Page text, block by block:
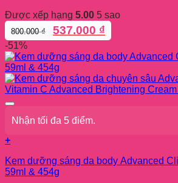
Được xếp hạng 5.00 5 sao
800.000₫
Giá
gốc
là:
800.000 ₫.
537.000 ₫
hiện
tại
là:
537.000 ₫.
-51%
Nhận tối đa 5 điểm.
+
phẩm
này
Kem dưỡng sáng da body Advanced
59ml & 454g